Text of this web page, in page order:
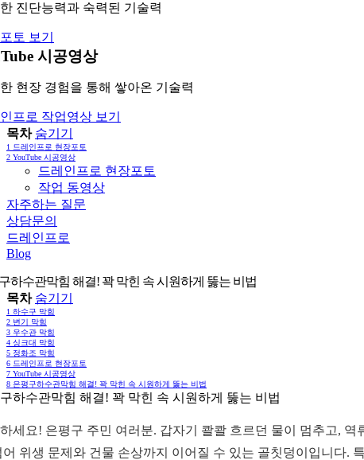
진단능력과 숙력된 기술력
토 보기
시공영상
현장 경험을 통해 쌓아온 기술력
프로 작업영상 보기
목차 숨기기
1 드레인프로 현장포토
2 YouTube 시공영상
드레인프로 현장포토
작업 동영상
자주하는 질문
상담문의
드레인프로
Blog
하수관막힘 해결! 꽉 막힌 속 시원하게 뚫는 비법
목차 숨기기
1 하수구 막힘
2 변기 막힘
3 우수관 막힘
4 싱크대 막힘
5 정화조 막힘
6 드레인프로 현장포토
7 YouTube 시공영상
8 은평구하수관막힘 해결! 꽉 막힌 속 시원하게 뚫는 비법
하수관막힘 해결! 꽉 막힌 속 시원하게 뚫는 비법
세요! 은평구 주민 여러분. 갑자기 콸콸 흐르던 물이 멈추고,
어 위생 문제와 건물 손상까지 이어질 수 있는 골칫덩이입니다.